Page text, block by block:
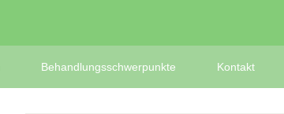
Behandlungsschwerpunkte Kontakt